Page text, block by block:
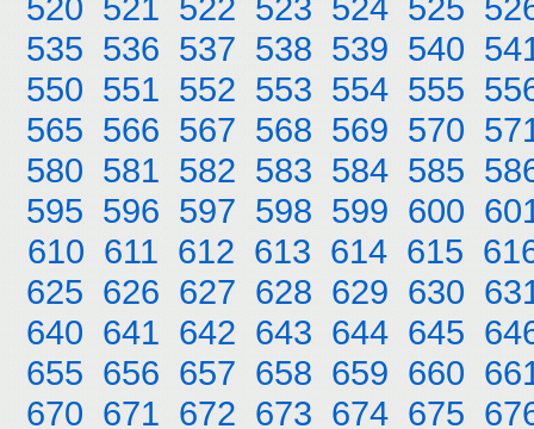
520 521 522 523 524 525
535 536 537 538 539 540
550 551 552 553 554 555
565 566 567 568 569 570
580 581 582 583 584 585
595 596 597 598 599 600
610 611 612 613 614 615
625 626 627 628 629 630
640 641 642 643 644 645
655 656 657 658 659 660
670 671 672 673 674 675